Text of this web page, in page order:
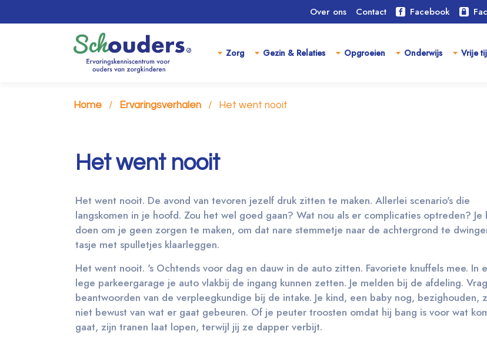
Over ons Contact Facebook
Zorg Gezin & Relaties Opgroeien Onderwijs Vrije
Home Ervaringsverhalen Het went nooit
Het went nooit
Het went nooit. De avond van tevoren jezelf druk zitten te maken. Allerlei scenario's die
langskomen in je hoofd. Zou het wel goed gaan? Wat nou als er complicaties optreden? Je
doen om je geen zorgen te maken, om dat nare stemmetje naar de achtergrond te
tasje met spulletjes klaarleggen.
Het went nooit. 's Ochtends voor dag en dauw in de auto zitten. Favoriete knuffels mee. In
lege parkeergarage je auto vlakbij de ingang kunnen zetten. Je melden bij de afdeling.
beantwoorden van de verpleegkundige bij de intake. Je kind, een baby nog, bezighouden,
niet bewust van wat er gaat gebeuren. Of je peuter troosten omdat hij bang is voor wat
gaat, zijn tranen laat lopen, terwijl jij ze dapper verbijt.